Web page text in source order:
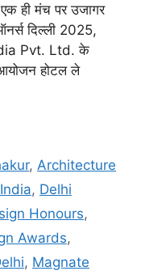
ही मंच पर उजागर
दिल्ली 2025,
Pvt. Ltd. के
होटल ले
, Architecture
, Delhi
Honours,
Awards,
, Magnate